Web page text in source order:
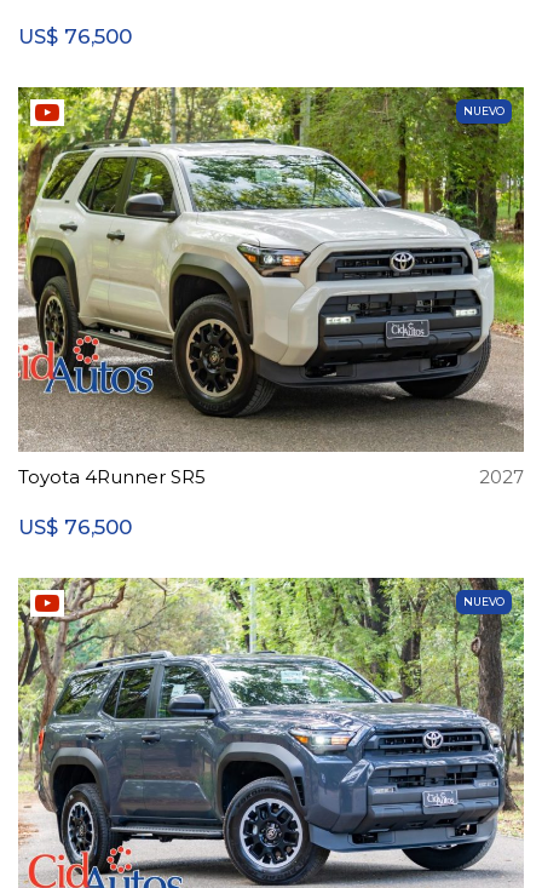
US$ 76,500
NUEVO
Toyota 4Runner SR5 2027
US$ 76,500
NUEVO